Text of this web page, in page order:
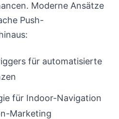
Moderne Ansätze
Push-
für automatisierte
für Indoor-Navigation
Marketing